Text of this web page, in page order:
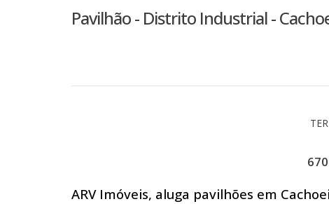
Pavilhão - Distrito Industrial -
ARV Imóveis, aluga pavilhões em